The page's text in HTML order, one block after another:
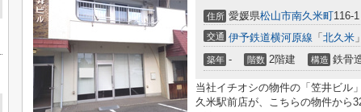
住所 愛媛県松山市南久米町116-1
交通 伊予鉄道横河原線 「 北久米
築年 - 階数 2階建 構造 鉄骨
当社イチオシの物件の「笠井ビル
久米駅前店が、こちらの物件から